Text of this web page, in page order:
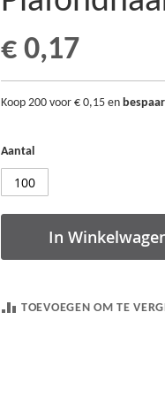
€ 0,17
Koop 200 voor € 0,15 en bespaar
Aantal
In
TOEVOEGEN OM TE